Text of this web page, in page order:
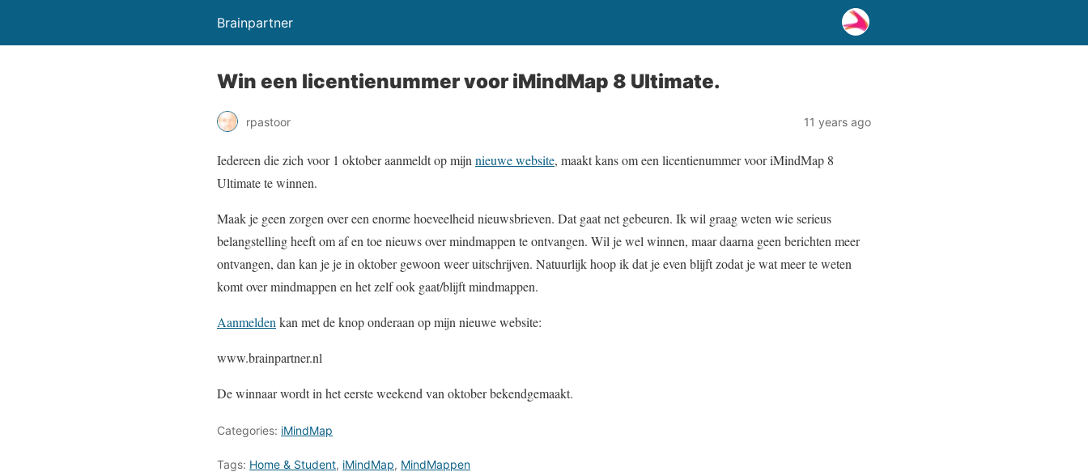
Brainpartner
Win een licentienummer voor iMindMap 8 Ultimate.
rpastoor 11 years ago
Iedereen die zich voor 1 oktober aanmeldt op mijn nieuwe website, maakt kans om een licentienummer voor iMindMap 8
Ultimate te winnen.
Maak je geen zorgen over een enorme hoeveelheid nieuwsbrieven. Dat gaat net gebeuren. Ik wil graag weten wie serieus
belangstelling heeft om af en toe nieuws over mindmappen te ontvangen. Wil je wel winnen, maar daarna geen berichten meer
ontvangen, dan kan je je in oktober gewoon weer uitschrijven. Natuurlijk hoop ik dat je even blijft zodat je wat meer te weten
komt over mindmappen en het zelf ook gaat/blijft mindmappen.
Aanmelden kan met de knop onderaan op mijn nieuwe website:
www.brainpartner.nl
De winnaar wordt in het eerste weekend van oktober bekendgemaakt.
Categories: iMindMap
Tags: Home & Student, iMindMap, MindMappen